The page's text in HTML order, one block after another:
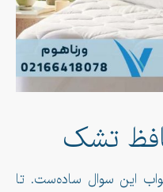
تشک
این سوال ساده‌ست. تا